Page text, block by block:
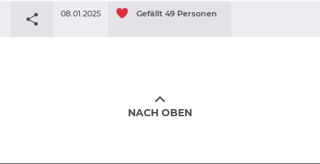
Gefällt 49 Personen
08.01.2025
NACH OBEN